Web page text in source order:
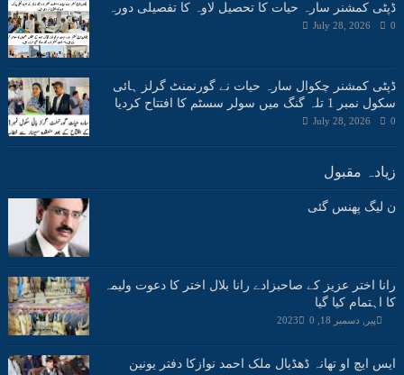
ڈپٹی کمشنر سارہ حیات کا تحصیل لاوہ کا تفصیلی دورہ
July 28, 2026 0
ڈپٹی کمشنر چکوال سارہ حیات نے گورنمنٹ گرلز ہائی
سکول نمبر 1 تلہ گنگ میں سولر سسٹم کا افتتاح کردیا
July 28, 2026 0
زیادہ مقبول
ن لیگ پھنس گئی
رانا اختر عزیز کے صاحبزادے رانا بلال اختر کا دعوت ولیمہ
کا اہتمام کیا گیا
پیر, دسمبر 18, 2023 0
ایس ایچ او تھانہ ڈھڈیال ملک احمد نوازکا دفتر یونین